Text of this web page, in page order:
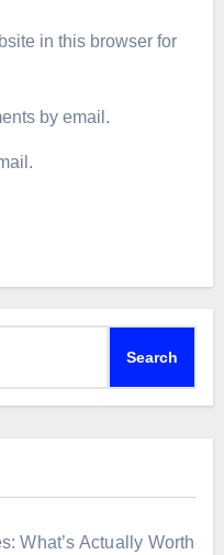
in this browser for
by email.
What’s Actually Worth